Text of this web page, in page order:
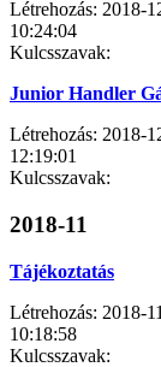
Létrehozás: 2018-
10:24:04
Kulcsszavak:
Junior Handler
Létrehozás: 2018-
12:19:01
Kulcsszavak:
2018-11
Tájékoztatás
Létrehozás: 2018-
10:18:58
Kulcsszavak: